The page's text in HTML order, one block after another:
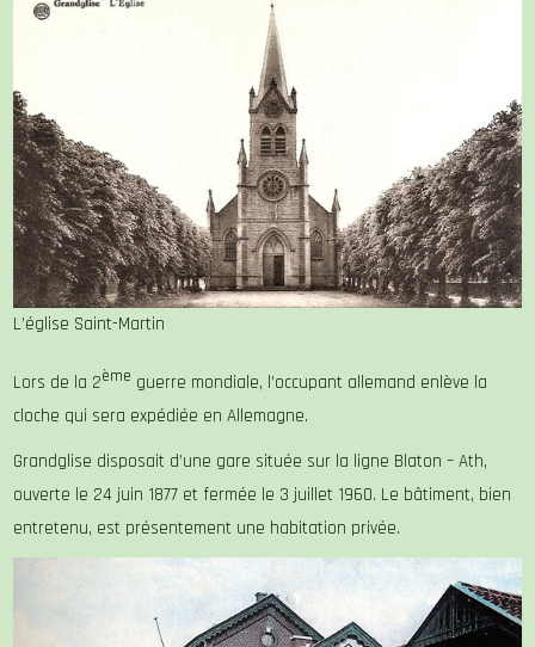
L’église Saint-Martin
Lors de la 2ème guerre mondiale, l’occupant allemand enlève la
cloche qui sera expédiée en Allemagne.
Grandglise disposait d’une gare située sur la ligne Blaton – Ath,
ouverte le 24 juin 1877 et fermée le 3 juillet 1960. Le bâtiment, bien
entretenu, est présentement une habitation privée.